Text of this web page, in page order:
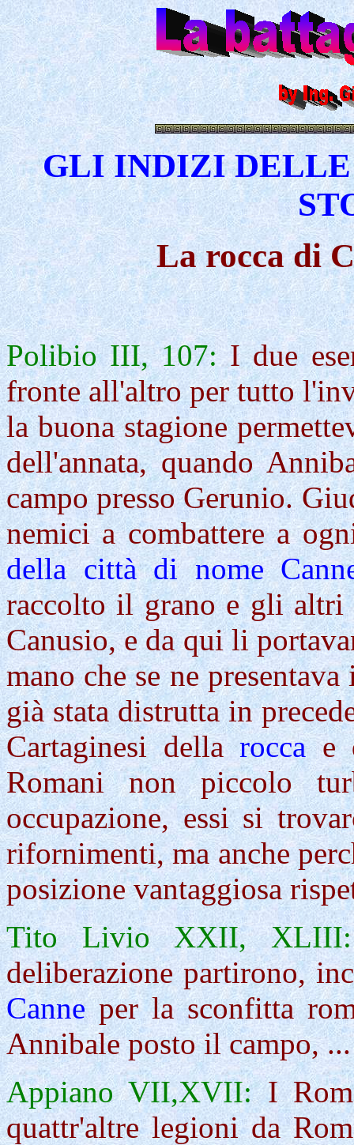
GLI INDIZI
La rocca di
Polibio III, 107:I due
fronte all'altro per tutto
la buona stagione
dell'annata, quando
campo presso Gerunio.
nemici acombatterea
della città di nome
raccolto il grano e gli
Canusio, e da qui li
mano che se ne
già stata distrutta in
Cartaginesi dellaroccae
Romani non piccolo
occupazione, essi si
rifornimenti, ma anche
posizione vantaggiosa
Tito Livio XXII, XLIII:
deliberazionepartirono,
Canneper la sconfitta
Annibale posto il campo, ...
Appiano VII,XVII:I
quattr'altre legioni da